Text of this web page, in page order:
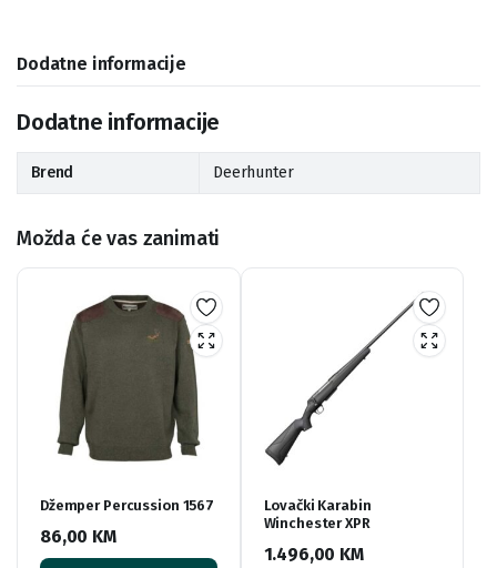
Dodatne informacije
Dodatne informacije
Brend Deerhunter
Možda će vas zanimati
Džemper Percussion 1567
86,00 KM
Lovački Karabin
Winchester XPR
1.496,00 KM